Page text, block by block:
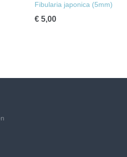
Fibularia japonica (5mm)
€ 5,00